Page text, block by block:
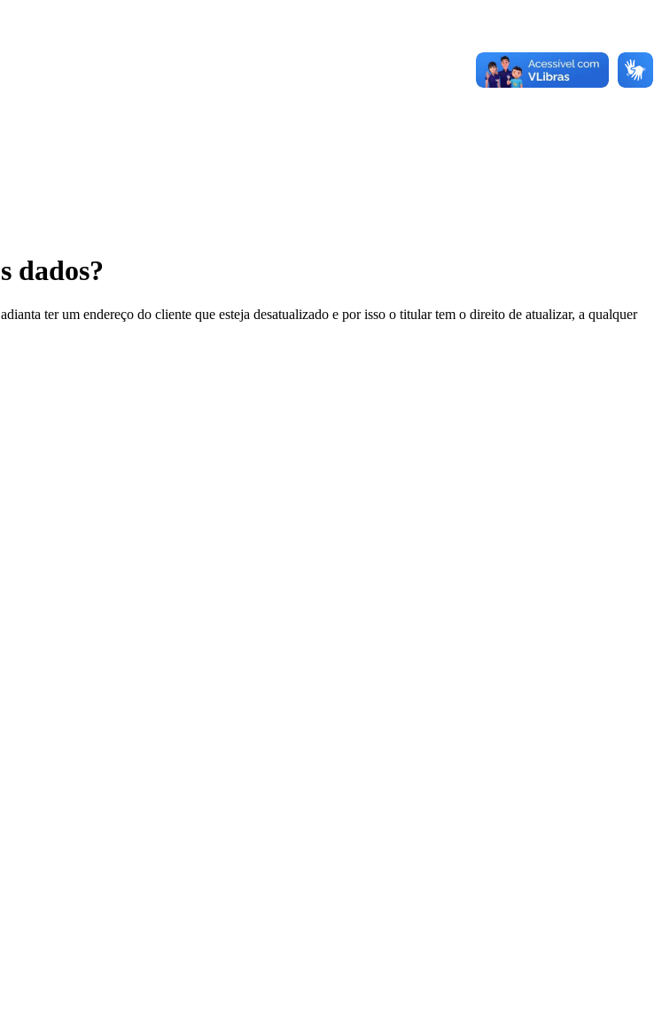
dados?
ter um endereço do cliente que esteja desatualizado e por isso o titular tem o direito de atualizar, a qualquer